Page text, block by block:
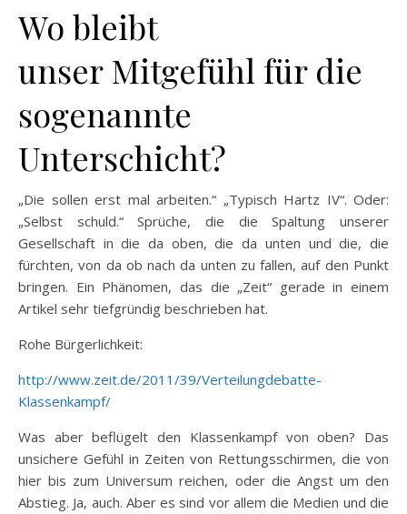
Wo bleibt
unser Mitgefühl für die
sogenannte
Unterschicht?
„Die sollen erst mal arbeiten.“ „Typisch Hartz IV“. Oder:
„Selbst schuld.“ Sprüche, die die Spaltung unserer
Gesellschaft in die da oben, die da unten und die, die
fürchten, von da ob nach da unten zu fallen, auf den Punkt
bringen. Ein Phänomen, das die „Zeit“ gerade in einem
Artikel sehr tiefgründig beschrieben hat.
Rohe Bürgerlichkeit:
http://www.zeit.de/2011/39/Verteilungdebatte-
Klassenkampf/
Was aber beflügelt den Klassenkampf von oben? Das
unsichere Gefühl in Zeiten von Rettungsschirmen, die von
hier bis zum Universum reichen, oder die Angst um den
Abstieg. Ja, auch. Aber es sind vor allem die Medien und die